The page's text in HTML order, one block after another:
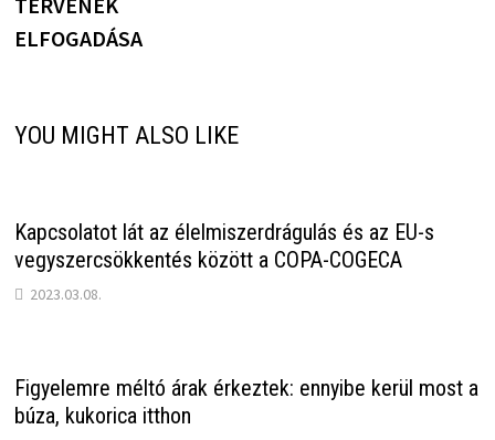
ELFOGADÁSA
YOU MIGHT ALSO LIKE
Kapcsolatot lát az élelmiszerdrágulás és az EU-s
vegyszercsökkentés között a COPA-COGECA
2023.03.08.
Figyelemre méltó árak érkeztek: ennyibe kerül most a
búza, kukorica itthon